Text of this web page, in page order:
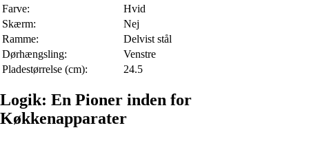
Farve:
Hvid
Skærm:
Nej
Ramme:
Delvist stål
Dørhængsling:
Venstre
Pladestørrelse (cm):
24.5
Logik: En Pioner inden for
Køkkenapparater